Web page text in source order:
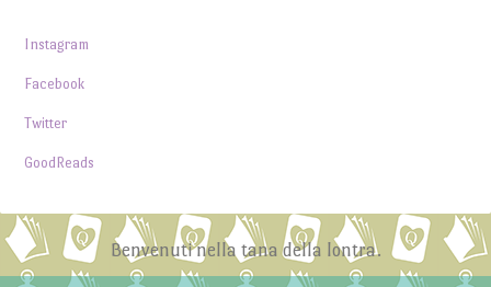
Instagram
Facebook
Twitter
GoodReads
Benvenuti nella tana della lontra.